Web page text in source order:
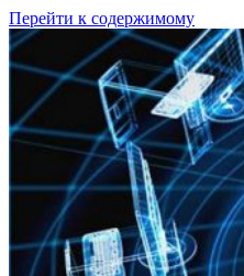
Перейти к содержимому